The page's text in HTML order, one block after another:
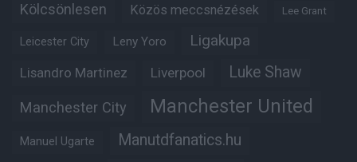
Kölcsönlesen Közös meccsnézések Lee Grant
Leicester City Leny Yoro Ligakupa
Lisandro Martinez Liverpool Luke Shaw
Manchester City Manchester United
Manuel Ugarte Manutdfanatics.hu